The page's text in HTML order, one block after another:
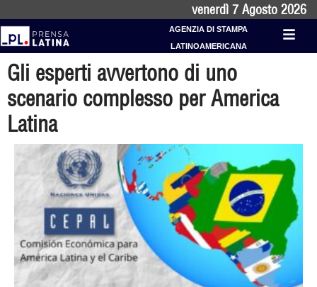
venerdì 7 Agosto 2026
AGENZIA DI STAMPA
LATINOAMERICANA
Gli esperti avvertono di uno
scenario complesso per America
Latina